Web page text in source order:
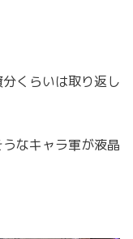
くらいは取り返し
なキャラ軍が液晶